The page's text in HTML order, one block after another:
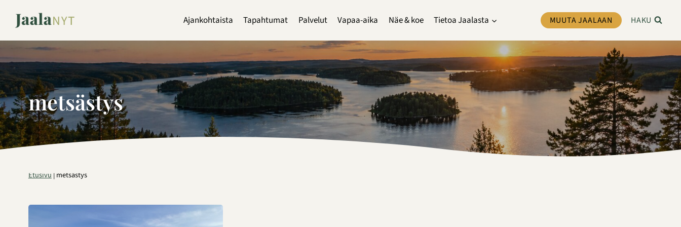
sisältöön
Ajankohtaista Tapahtumat Palvelut Vapaa-aika Näe & koe Tietoa Jaalasta MUUTA JAALAAN HAKU
metsästys
Etusivu|metsästys